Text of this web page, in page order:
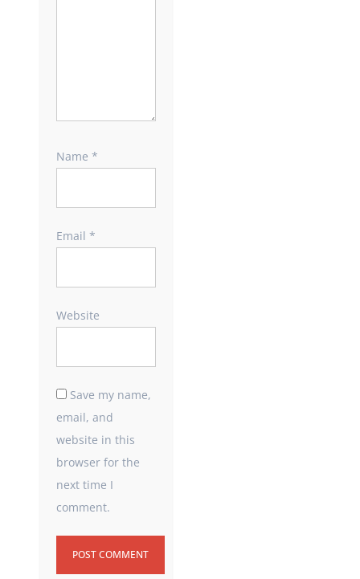
Name *
Email *
Website
Save my name,
email, and
website in this
browser for the
next time I
comment.